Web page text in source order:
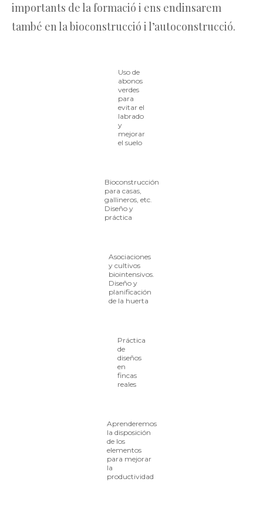
importants de la formació i ens endinsarem
també en la bioconstrucció i l’autoconstrucció.
Uso de
abonos
verdes
para
evitar el
labrado
y
mejorar
el suelo
Bioconstrucción
para casas,
gallineros, etc.
Diseño y
práctica
Asociaciones
y cultivos
biointensivos.
Diseño y
planificación
de la huerta
Práctica
de
diseños
en
fincas
reales
Aprenderemos
la disposición
de los
elementos
para mejorar
la
productividad